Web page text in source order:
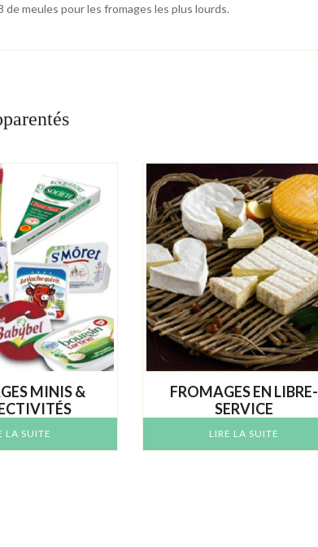
de meules pour les fromages les plus lourds.
MINIS &
LA SUITE
FROMAGES EN LIBRE-
SERVICE
LIRE LA SUITE